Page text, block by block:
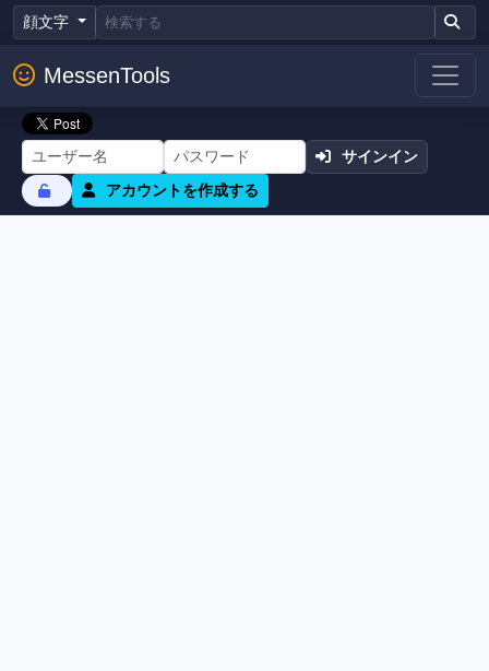
顔文字
MessenTools
サインイン
アカウントを作成する